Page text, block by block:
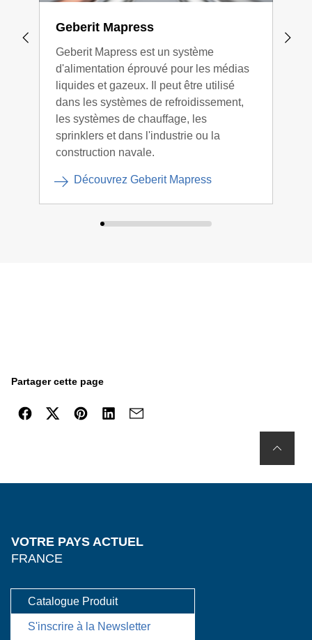
Geberit Mapress
Geberit Mapress est un système
d'alimentation éprouvé pour les médias
liquides et gazeux. Il peut être utilisé
dans les systèmes de refroidissement,
les systèmes de chauffage, les
sprinklers et dans l'industrie ou la
construction navale.
Découvrez Geberit Mapress
Partager cette page
VOTRE PAYS ACTUEL
FRANCE
Catalogue Produit
S'inscrire à la Newsletter